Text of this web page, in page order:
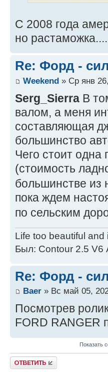
С 2008 года
но
Re: Форд -
Weekend » Ср янв
Serg_Sierra В
валом, а меня
составляющая
большинство
Чего стоит
(стоимость
большинстве из
пока ждем
по сельским
Life too beautiful
Был: Contour 2.5
Re: Форд -
Baer » Вс май 05,
Посмотрев
FORD RANGER
Показать
Ответить